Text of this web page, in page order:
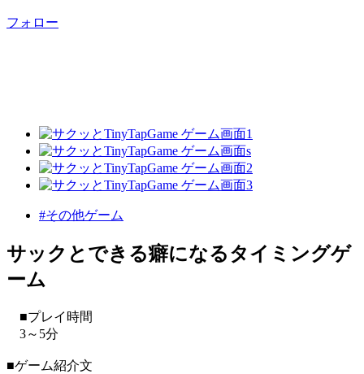
フォロー
#その他ゲーム
サックとできる癖になるタイミングゲ
ーム
■プレイ時間
3～5分
■ゲーム紹介文